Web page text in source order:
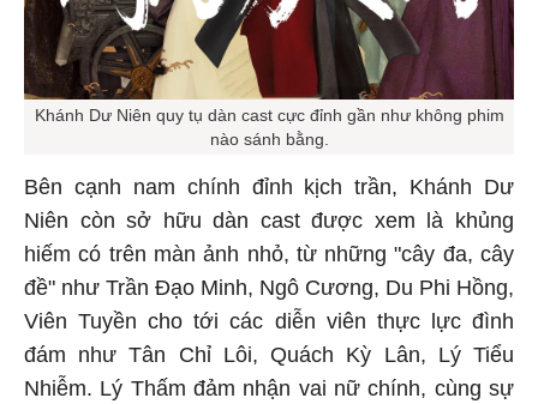
Khánh Dư Niên quy tụ dàn cast cực đỉnh gần như không phim
nào sánh bằng.
Bên cạnh nam chính đỉnh kịch trần, Khánh Dư
Niên còn sở hữu dàn cast được xem là khủng
hiếm có trên màn ảnh nhỏ, từ những "cây đa, cây
đề" như Trần Đạo Minh, Ngô Cương, Du Phi Hồng,
Viên Tuyền cho tới các diễn viên thực lực đình
đám như Tân Chỉ Lôi, Quách Kỳ Lân, Lý Tiểu
Nhiễm. Lý Thấm đảm nhận vai nữ chính, cùng sự